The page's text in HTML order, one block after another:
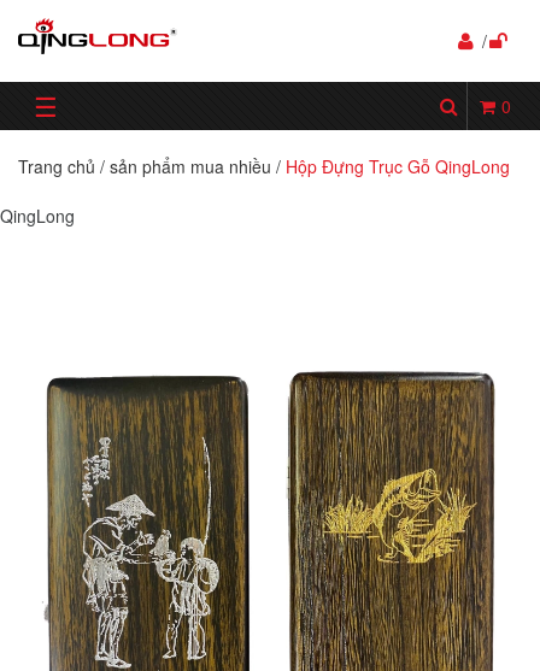
/
☰ 0
Trang chủ / sản phẩm mua nhiều / Hộp Đựng Trục Gỗ QingLong
QingLong